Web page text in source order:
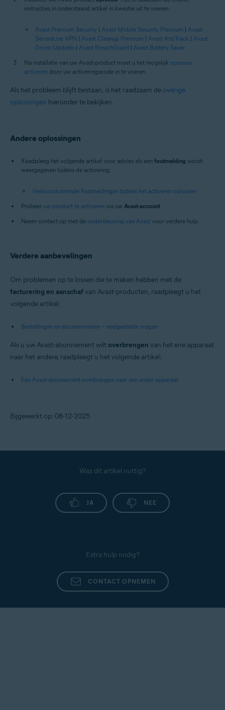
instructies in onderstaand artikel in kwestie uit te voeren:
Avast Premium Security | Avast Mobile Security Premium | Avast
SecureLine VPN | Avast Cleanup Premium | Avast AntiTrack | Avast
Driver Updater | Avast BreachGuard | Avast Battery Saver
Na installatie van uw Avast-product moet u het mogelijk opnieuw
activeren door uw activeringscode in te voeren.
Als het probleem blijft bestaan, is het raadzaam de overige
oplossingen hieronder te bekijken.
Andere oplossingen
Raadpleeg het volgende artikel voor advies als een foutmelding wordt
weergegeven tijdens de activering:
Veelvoorkomende foutmeldingen tijdens het activeren oplossen
Probeer uw product te activeren via uw Avast-account.
Neem contact op met de ondersteuning van Avast voor verdere hulp.
Verdere aanbevelingen
Om problemen op te lossen die te maken hebben met de
facturering en aanschafvan Avast-producten, raadpleegt u het
volgende artikel:
Bestellingen en abonnementen – veelgestelde vragen
Als u uw Avast-abonnement wiltoverbrengen van het ene apparaat
naar het andere, raadpleegt u het volgende artikel:
Een Avast-abonnement overbrengen naar een ander apparaat
Bijgewerkt op: 08-12-2025
Was dit artikel nuttig?
JA NEE
Extra hulp nodig?
CONTACT OPNEMEN